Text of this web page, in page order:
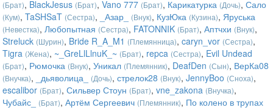
(Брат), BlackJesus (Брат), Vano 777 (Брат), Карикатурка (Дочь), Сало
(Кум), TaSHSaT (Сестра), _Азар_ (Внук), КузЮка (Кузина), Яруська
(Невестка), Любопытная (Сестра), FATONNIK (Брат), Аптчхи (Внук),
Streluck (Шурин), Bride R_A_M1 (Племянница), caryn_vor (Сестра),
Tigra (Жена), ~_GreLlLlnuK_~ (Брат), repca (Сестра), Evil Undead
(Брат), Рюмочка (Внук), Уникал (Племянник), DeafDen (Сын), ВерКа08
(Внучка), _дьяволица_ (Дочь), стрелок28 (Внук), JennyBoo (Сноха),
escalibor (Брат), Сильвер Стоун (Брат), vne_zakona (Внучка),
Чубайс_
(Брат), Артём Сергеевич (Племянник), По колено в трупах